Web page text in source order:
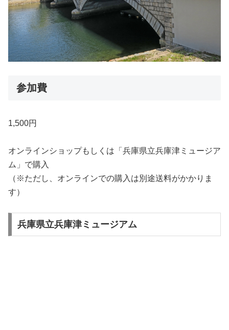
参加費
1,500円
オンラインショップもしくは「兵庫県立兵庫津ミュージア
ム」で購入
（※ただし、オンラインでの購入は別途送料がかかりま
す）
兵庫県立兵庫津ミュージアム